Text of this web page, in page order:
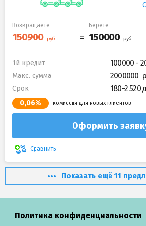
Возвращаете Берете
1й кредит 100000 -
Макс. сумма 2000000
Срок 180-2 520
0,06% комиссия для новых клиентов
Оформить
Сравнить
Показать ещё 11
Политика конфиденциальности